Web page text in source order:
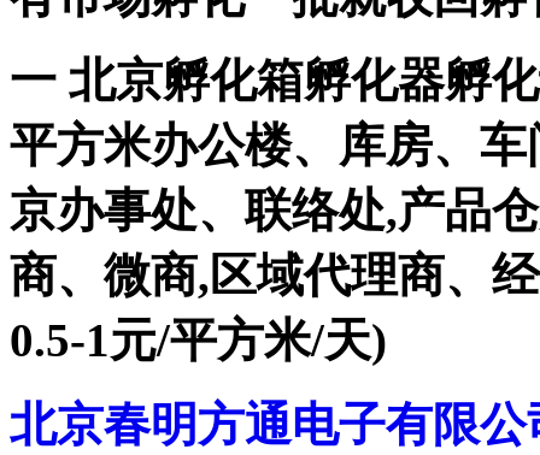
一 北京孵化箱孵化器孵
平方米办公楼、库房、
京办事处、联络处,产品
商、微商,区域代理商、
0.5-1元/平方米/天)
北京春明方通电子有限公